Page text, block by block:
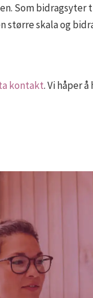
Som
større skala og
kontakt. Vi håper